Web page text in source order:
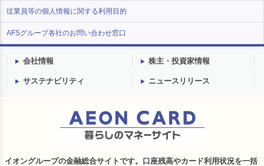
従業員等の個人情報に関する利用目的
AFSグループ各社のお問い合わせ窓口
会社情報 株主・投資家情報
サステナビリティ ニュースリリース
イオングループの金融総合サイトです。口座残高やカード利用状況を一括